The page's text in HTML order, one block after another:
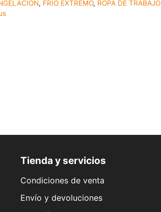
, FRIO EXTREMO, ROPA DE TRABAJO
Tienda y servicios
Condiciones de venta
Envío y devoluciones